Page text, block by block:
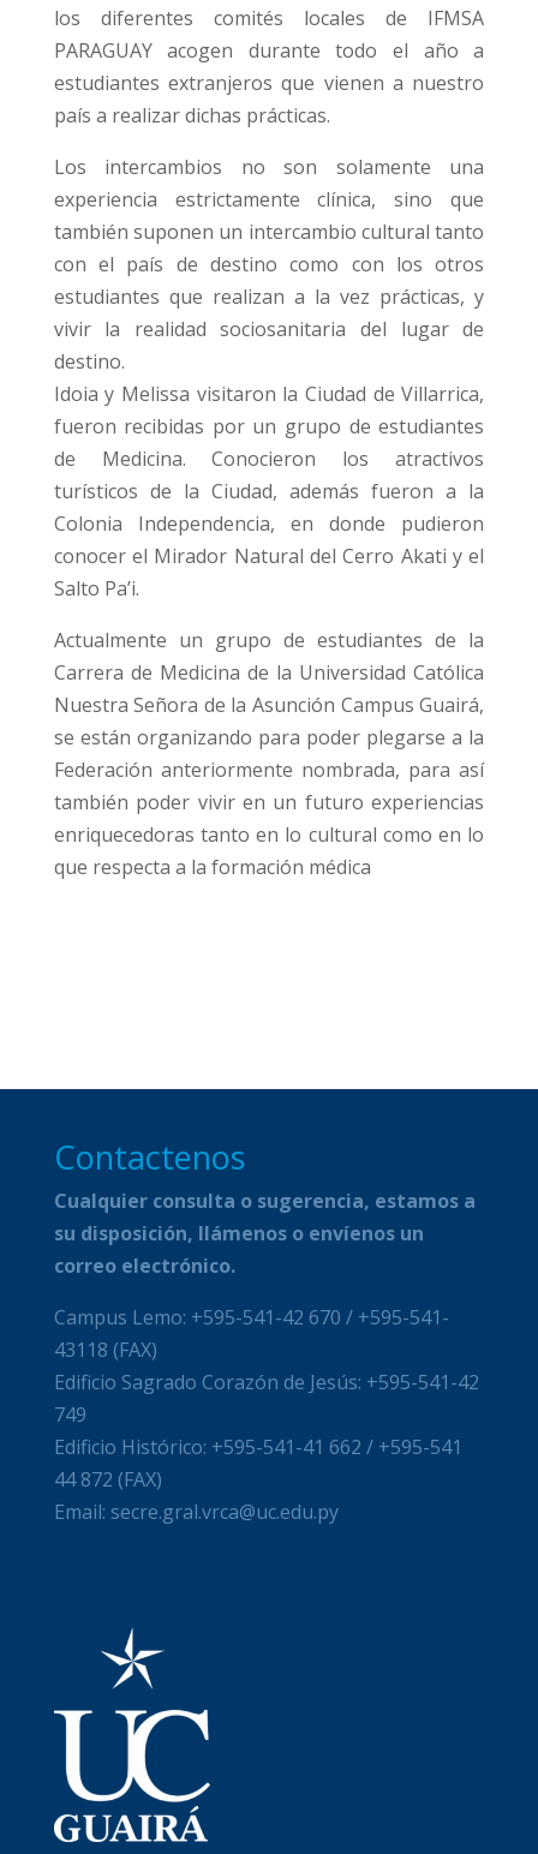
los diferentes comités locales de IFMSA
PARAGUAY acogen durante todo el año a
estudiantes extranjeros que vienen a nuestro
país a realizar dichas prácticas.
Los intercambios no son solamente una
experiencia estrictamente clínica, sino que
también suponen un intercambio cultural tanto
con el país de destino como con los otros
estudiantes que realizan a la vez prácticas, y
vivir la realidad sociosanitaria del lugar de
destino.
Idoia y Melissa visitaron la Ciudad de Villarrica,
fueron recibidas por un grupo de estudiantes
de Medicina. Conocieron los atractivos
turísticos de la Ciudad, además fueron a la
Colonia Independencia, en donde pudieron
conocer el Mirador Natural del Cerro Akati y el
Salto Pa’i.
Actualmente un grupo de estudiantes de la
Carrera de Medicina de la Universidad Católica
Nuestra Señora de la Asunción Campus Guairá,
se están organizando para poder plegarse a la
Federación anteriormente nombrada, para así
también poder vivir en un futuro experiencias
enriquecedoras tanto en lo cultural como en lo
que respecta a la formación médica
Contactenos
Cualquier consulta o sugerencia, estamos a
su disposición, llámenos o envíenos un
correo electrónico.
Campus Lemo: +595-541-42 670 / +595-541-
43118 (FAX)
Edificio Sagrado Corazón de Jesús: +595-541-42
749
Edificio Histórico: +595-541-41 662 / +595-541
44 872 (FAX)
Email: secre.gral.vrca@uc.edu.py